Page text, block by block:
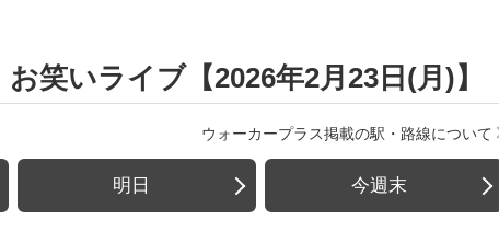
笑いライブ【2026年2月23日(月)】
ウォーカープラス掲載の駅・路線について
明日 今週末